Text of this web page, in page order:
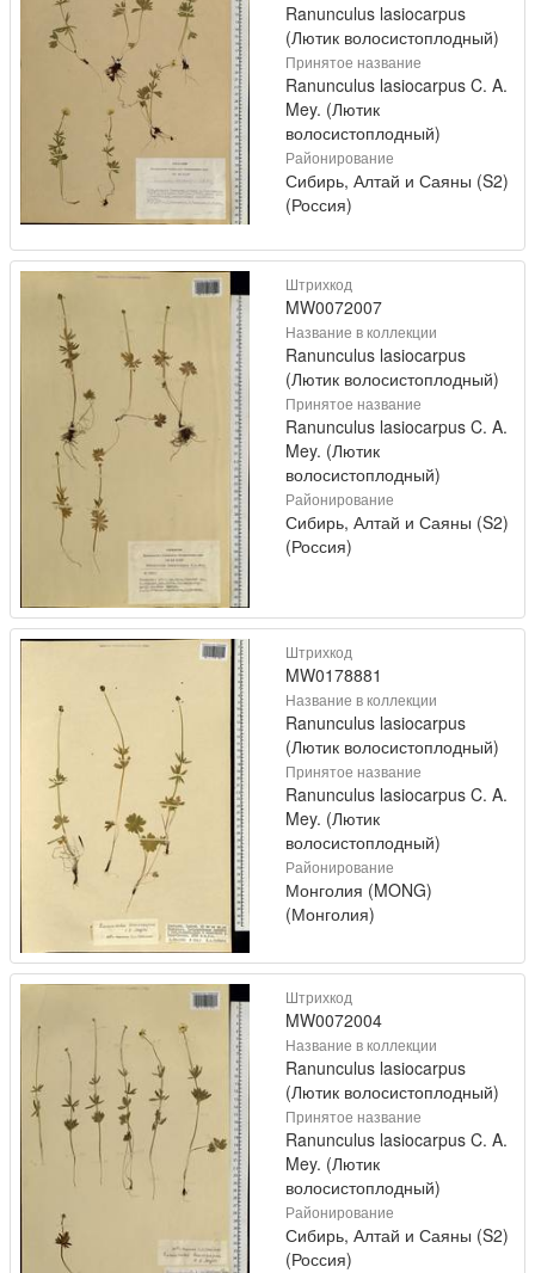
Ranunculus lasiocarpus
(Лютик волосистоплодный)
Принятое название
Ranunculus lasiocarpus C. A.
Mey. (Лютик
волосистоплодный)
Районирование
Сибирь, Алтай и Саяны (S2)
(Россия)
Штрихкод
MW0072007
Название в коллекции
Ranunculus lasiocarpus
(Лютик волосистоплодный)
Принятое название
Ranunculus lasiocarpus C. A.
Mey. (Лютик
волосистоплодный)
Районирование
Сибирь, Алтай и Саяны (S2)
(Россия)
Штрихкод
MW0178881
Название в коллекции
Ranunculus lasiocarpus
(Лютик волосистоплодный)
Принятое название
Ranunculus lasiocarpus C. A.
Mey. (Лютик
волосистоплодный)
Районирование
Монголия (MONG)
(Монголия)
Штрихкод
MW0072004
Название в коллекции
Ranunculus lasiocarpus
(Лютик волосистоплодный)
Принятое название
Ranunculus lasiocarpus C. A.
Mey. (Лютик
волосистоплодный)
Районирование
Сибирь, Алтай и Саяны (S2)
(Россия)